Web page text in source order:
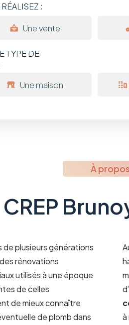
:
Une vente
TYPE DE
Une maison
À propos
CREP
plusieurs générations
rénovations
utilisés à une époque
de celles
de mieux connaître
de plomb dans
à